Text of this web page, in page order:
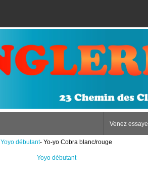
Venez
Yoyo débutant- Yo-yo Cobra blanc/rouge
Yoyo débutant